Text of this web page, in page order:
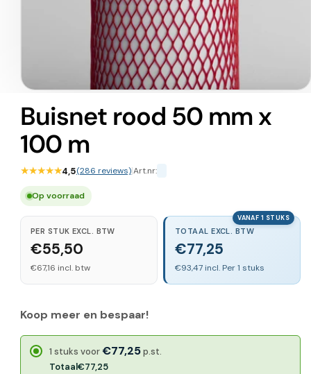
1
openen
in
modaal
Buisnet rood 50 mm x
100 m
★★★★★4,5(286 reviews)|Art.nr:
Op voorraad
PER STUK EXCL. BTW
€55,50
€67,16 incl. btw
VANAF 1 STUKS
TOTAAL EXCL. BTW
€77,25
€93,47 incl. Per 1 stuks
Koop meer en bespaar!
1 stuks voor€77,25p.st.
Totaal€77,25